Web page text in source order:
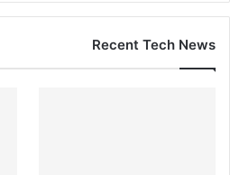
Recent Tech News